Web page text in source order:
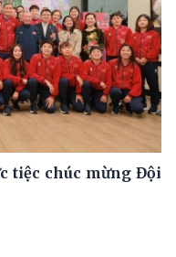
tiệc chúc mừng Đội